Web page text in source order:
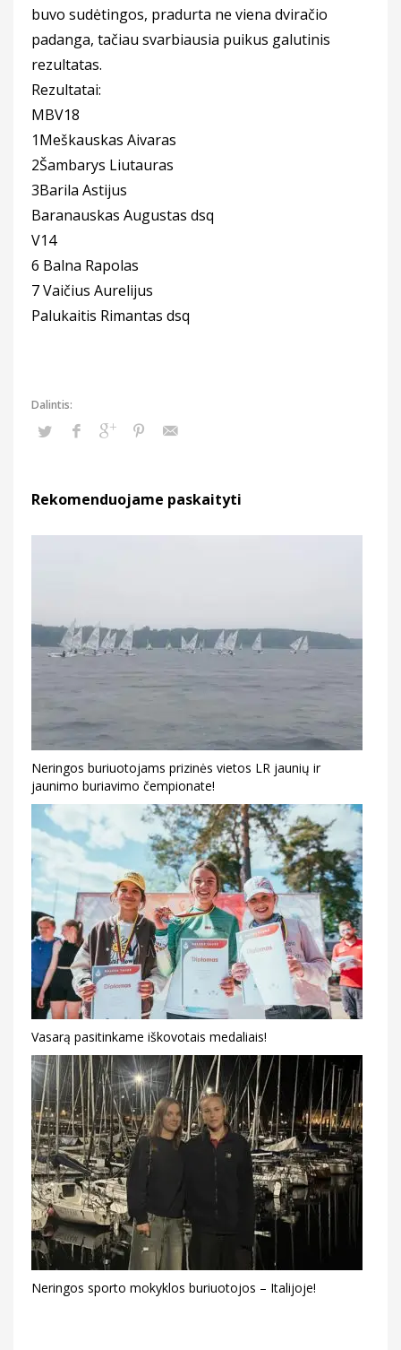
buvo sudėtingos, pradurta ne viena dviračio
padanga, tačiau svarbiausia puikus galutinis
rezultatas.
Rezultatai:
MBV18
1Meškauskas Aivaras
2Šambarys Liutauras
3Barila Astijus
Baranauskas Augustas dsq
V14
6 Balna Rapolas
7 Vaičius Aurelijus
Palukaitis Rimantas dsq
Rekomenduojame paskaityti
Neringos buriuotojams prizinės vietos LR jaunių ir
jaunimo buriavimo čempionate!
Vasarą pasitinkame iškovotais medaliais!
Neringos sporto mokyklos buriuotojos – Italijoje!